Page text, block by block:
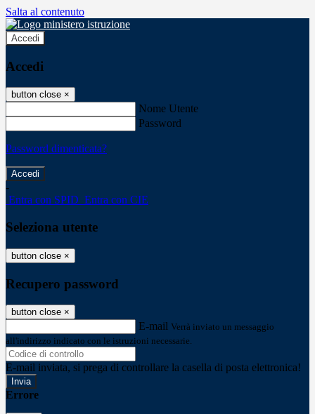
Salta al contenuto
Accedi
Accedi
button close ×
Nome Utente
Password
Password dimenticata?
-
Entra con SPID Entra con CIE
Seleziona utente
button close ×
Recupero password
button close ×
E-mail Verrà inviato un messaggio
all'indirizzo indicato con le istruzioni necessarie.
E-mail inviata, si prega di controllare la casella di posta elettronica!
Errore